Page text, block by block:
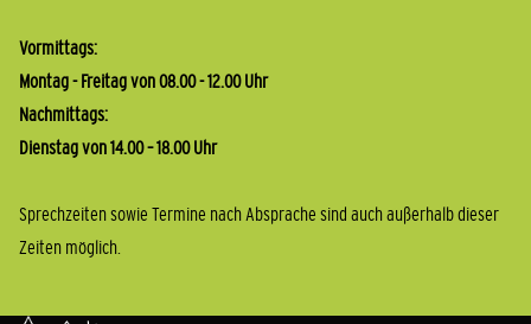
Vormittags:
Montag - Freitag von 08.00 - 12.00 Uhr
Nachmittags:
Dienstag von 14.00 – 18.00 Uhr
Sprechzeiten sowie Termine nach Absprache sind auch außerhalb dieser
Zeiten möglich.